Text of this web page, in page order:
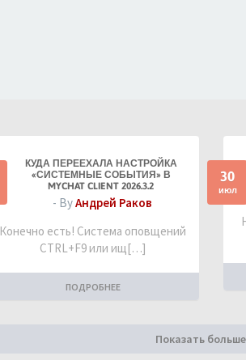
КУДА ПЕРЕЕХАЛА НАСТРОЙКА
«СИСТЕМНЫЕ СОБЫТИЯ» В
MYCHAT CLIENT 2026.3.2
- ByАндрей Раков
Конечно есть! Система оповщений
CTRL+F9 или ищ[…]
ПОДРОБНЕЕ
30
июл
Показать